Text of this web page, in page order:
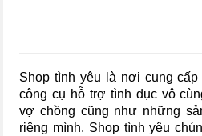
Shop tình yêu là nơi cung
công cụ hỗ trợ tình dục vô
vợ chồng cũng như những
riêng mình. Shop tình yêu